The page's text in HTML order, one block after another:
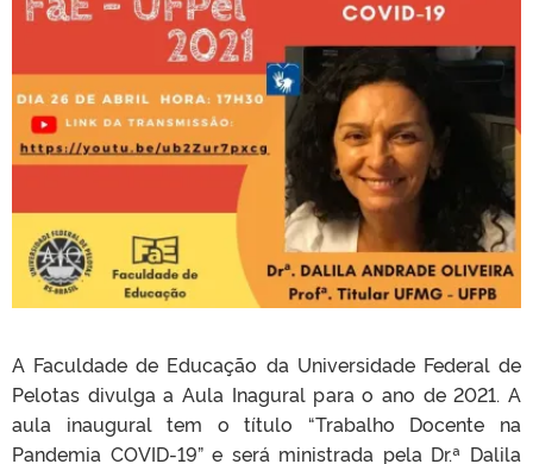
A Faculdade de Educação da Universidade Federal de
Pelotas divulga a Aula Inagural para o ano de 2021. A
aula inaugural tem o título “Trabalho Docente na
Pandemia COVID-19” e será ministrada pela Dr.ª Dalila